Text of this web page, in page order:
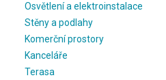
Osvětlení a elektroinstalace
Stěny a podlahy
Komerční prostory
Kanceláře
Terasa